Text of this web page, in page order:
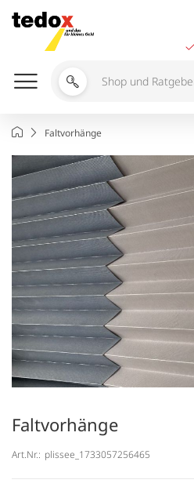
Inhalt
springen
Shop
durchsuchen
StartseiteFaltvorhänge
Faltvorhänge
Art.Nr.: plissee_1733057256465